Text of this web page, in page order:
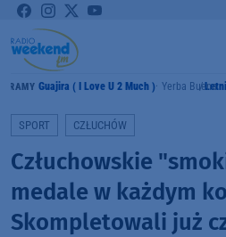
GRAMY Guajira ( I Love U 2 Much ) Yerba Buena
SPORT CZŁUCHÓW
Człuchowskie
medale w każdym
Skompletowali już